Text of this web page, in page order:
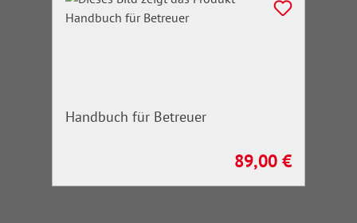
Handbuch für Betreuer
Regulärer Preis:
89,00 €